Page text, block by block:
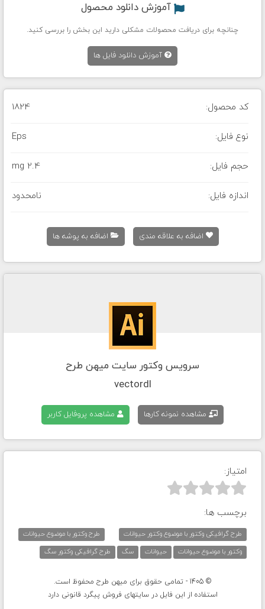
آموزش دانلود محصول
چنانچه برای دریافت محصولات مشکلی دارید این بخش را بررسی کنید.
آموزش دانلود فایل ها
کد محصول: 1824
نوع فایل: Eps
حجم فایل: 2.4 mg
اندازه فایل: نامحدود
اضافه به علاقه مندی اضافه به پوشه ها
سرویس وکتور سایت میهن طرح
vectordl
مشاهده نمونه کارها مشاهده پروفایل کاربر
امتیاز:



برچسب ها:
طرح گرافیکی وکتور با موضوع وکتور حیوانات
طرح وکتور با موضوع حیوانات
وکتور با موضوع حیوانات
حیوانات سگ طرح گرافیکی وکتور سگ
© 1405 - تمامی حقوق برای میهن طرح محفوظ است.
استفاده از این فایل در سایتهای فروش پیگرد قانونی دارد